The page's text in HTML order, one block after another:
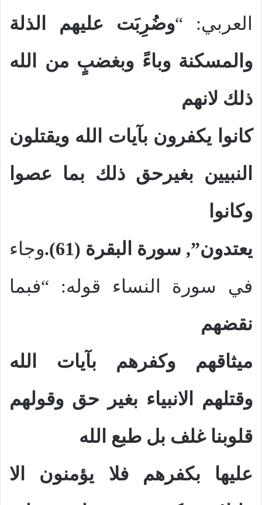
العربي: “وضُرِبَت عليهم الذلة
والمسكنة وباءً وبغضبٍ من الله
ذلك لانهم
كانوا يكفرون بآيات الله ويقتلون
النبيين بغيرحق ذلك بما عصوا
وكانوا
يعتدون”, سورة البقرة (61).
وجاء
في سورة النساء قوله: “فبما
نقضهم
ميثاقهم وكفرهم بآيات الله
وقتلهم الانبياء بغير حق وقولهم
قلوبنا غلف بل طبع الله
عليها بكفرهم فلا يؤمنون الا